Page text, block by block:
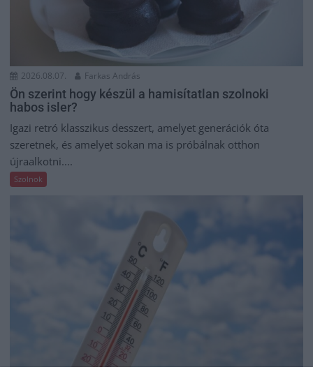
2026.08.07. Farkas András
Ön szerint hogy készül a hamisítatlan szolnoki
habos isler?
Igazi retró klasszikus desszert, amelyet generációk óta
szeretnek, és amelyet sokan ma is próbálnak otthon
újraalkotni....
Szolnok